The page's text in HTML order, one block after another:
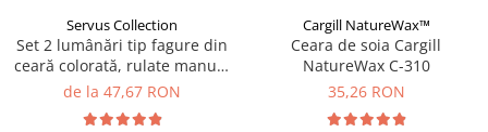
Servus Collection
Set 2 lumânări tip fagure din
ceară colorată, rulate manual
- ivory
de la 47,67 RON
Cargill NatureWax™
Ceara de soia Cargill
NatureWax C-310
35,26 RON